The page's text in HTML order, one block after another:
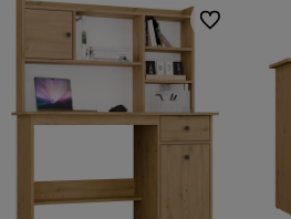
Do ulubionych